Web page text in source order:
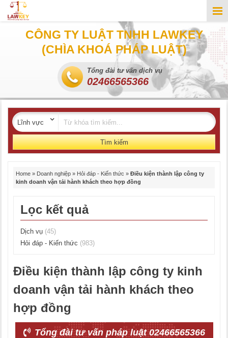
CÔNG TY LUẬT TNHH LAWKEY
(CHÌA KHOÁ PHÁP LUẬT)
Tổng đài tư vấn dịch vụ
02466565366
Tìm kiếm
Home » Doanh nghiệp » Hỏi đáp - Kiến thức » Điều kiện thành lập công ty
kinh doanh vận tải hành khách theo hợp đồng
Lọc kết quả
Dịch vụ (45)
Hỏi đáp - Kiến thức (983)
Điều kiện thành lập công ty kinh
doanh vận tải hành khách theo
hợp đồng
Tổng đài tư vấn pháp luật 02466565366